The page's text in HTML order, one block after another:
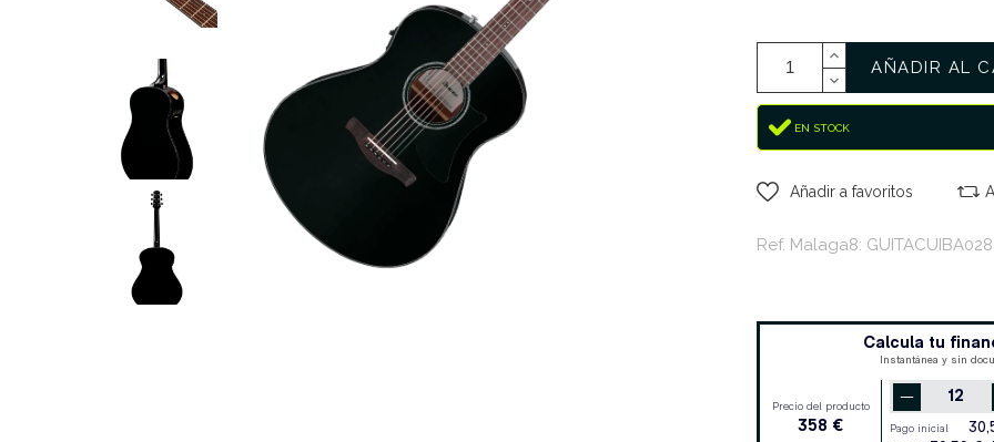
AÑADIR AL
EN STOCK
Añadir a favoritos
Ref. Malaga8: GUITACUIBA028